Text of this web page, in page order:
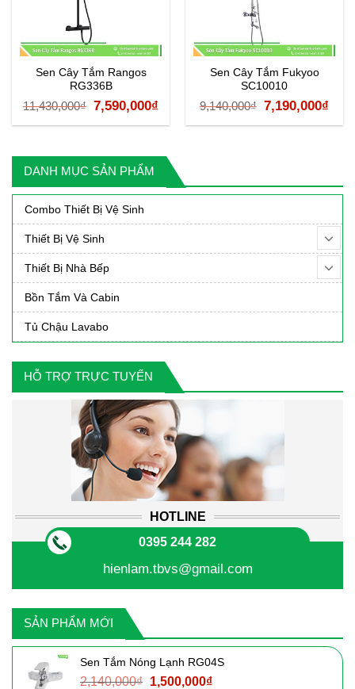
DANH MỤC SẢN PHẨM
Combo Thiết Bị Vệ Sinh
Thiết Bị Vệ Sinh
Thiết Bị Nhà Bếp
Bồn Tắm Và Cabin
Tủ Chậu Lavabo
HỖ TRỢ TRỰC TUYẾN
HOTLINE
0395 244 282
hienlam.tbvs@gmail.com
SẢN PHẨM MỚI
Sen Tắm Nóng Lạnh RG04S
2,140,000₫ Giá
1,500,000₫Giá
Sen Cây Tắm Rangos
RG336B
11,430,000₫ Giá
gốc
11,430,000₫.
7,590,000₫
hiện
là:
7,590,000₫.
Sen Cây Tắm Fukyoo
SC10010
9,140,000₫ Giá
gốc
7,190,000₫
hiện